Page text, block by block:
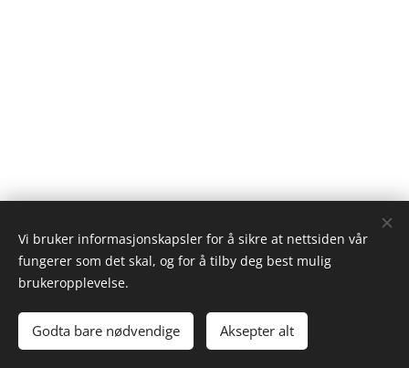
Informasjonskapsler
Vi bruker informasjonskapsler for å sikre at nettsiden vår
fungerer som det skal, og for å tilby deg best mulig
brukeropplevelse.
Godta bare nødvendige Aksepter alt